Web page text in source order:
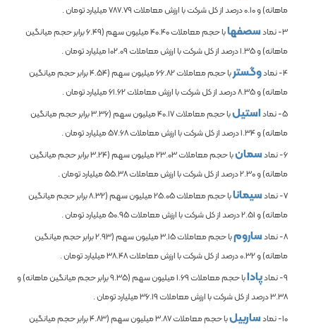
ماهانه) و0.10درصد از کل شرکت با ارزش معاملات787.79میلیارد تومان .
3- نماد
سصفهابا حجم معاملات40.40میلیون سهم (6.49برابر حجم میانگین
ماهانه) و1.35درصد از کل شرکت با ارزش معاملات102.09میلیارد تومان .
4- نماد
وگستربا حجم معاملات66.82میلیون سهم (4.54برابر حجم میانگین
ماهانه) و8.35درصد از کل شرکت با ارزش معاملات61.62میلیارد تومان .
5- نماد
استیلبا حجم معاملات40.17میلیون سهم (3.36برابر حجم میانگین
ماهانه) و1.34درصد از کل شرکت با ارزش معاملات57.68میلیارد تومان .
6- نماد
سمانبا حجم معاملات23.03میلیون سهم (3.24برابر حجم میانگین
ماهانه) و2.30درصد از کل شرکت با ارزش معاملات55.38میلیارد تومان .
7- نماد
سیمانابا حجم معاملات25.05میلیون سهم (8.32برابر حجم میانگین
ماهانه) و2.51درصد از کل شرکت با ارزش معاملات50.95میلیارد تومان .
8- نماد
سارومبا حجم معاملات3.15میلیون سهم (2.93برابر حجم میانگین
ماهانه) و0.32درصد از کل شرکت با ارزش معاملات38.48میلیارد تومان .
9- نماد
پادابا حجم معاملات1.69میلیون سهم (9.35برابر حجم میانگین ماهانه) و
3.38درصد از کل شرکت با ارزش معاملات36.19میلیارد تومان .
10- نماد
ساربیلبا حجم معاملات3.87میلیون سهم (4.83برابر حجم میانگین